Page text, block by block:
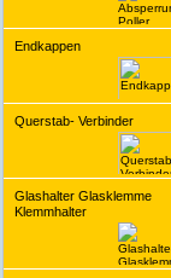
Endkappen
Querstab- Verbinder
Glashalter Glasklemme
Klemmhalter